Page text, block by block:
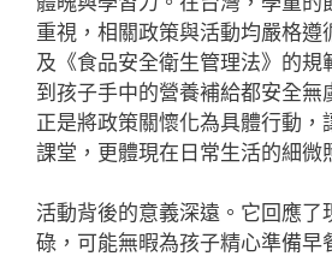
重視，相關政策與活動均嚴格遵
及《食品安全衛生管理法》的規
到孩子手中的營養補給都安全無
正是將政策關懷化為具體行動，
課堂，更體現在日常生活的細微
活動背後的意義深遠。它回應了
碌，可能無暇為孩子精心準備早